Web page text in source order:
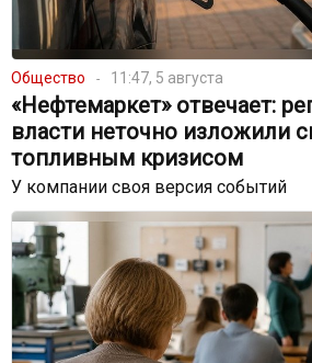
Общество 11:47, 5 августа
«Нефтемаркет» отвечает:
власти неточно изложили
топливным кризисом
У компании своя версия событий